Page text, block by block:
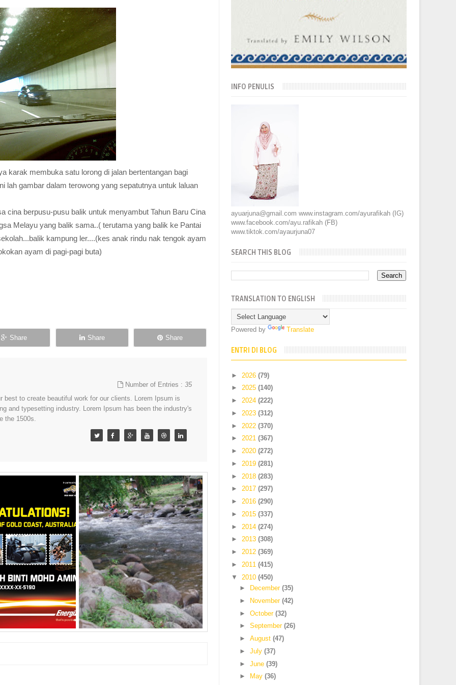
karak membuka satu lorong di jalan bertentangan bagi
lah gambar dalam terowong yang sepatutnya untuk laluan
cina berpusu-pusu balik untuk menyambut Tahun Baru Cina
Melayu yang balik sama..( terutama yang balik ke Pantai
kampung ler....(kes anak rindu nak tengok ayam
ayam di pagi-pagi buta)
Share Share Share
Number of Entries :35
best to create beautiful work for our clients. Lorem Ipsum is
and typesetting industry. Lorem Ipsum has been the industry's
the 1500s.
INFO PENULIS
ayuarjuna@gmail.com www.instagram.com/ayurafikah (IG)
www.facebook.com/ayu.rafikah (FB)
www.tiktok.com/ayaurjuna07
SEARCH THIS BLOG
TRANSLATION TO ENGLISH
Powered by Translate
ENTRI DI BLOG
► 2026(79)
►2025(140)
►2024(222)
► 2023(312)
► 2022(370)
►2021(367)
►2020(272)
► 2019(281)
► 2018(283)
►2017(297)
►2016(290)
► 2015(337)
► 2014(274)
►2013(308)
►2012(369)
► 2011(415)
▼ 2010(450)
►
December (35)
►
November (42)
► October (32)
► September (26)
► August (47)
► July (37)
► June (39)
►
May (36)